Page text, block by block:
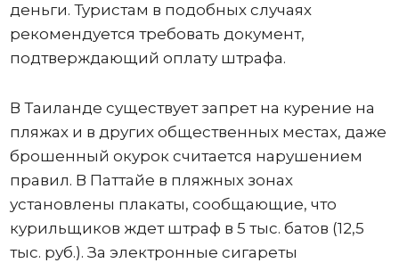
деньги. Туристам в подобных случаях
рекомендуется требовать документ,
подтверждающий оплату штрафа.
В Таиланде существует запрет на курение на
пляжах и в других общественных местах, даже
брошенный окурок считается нарушением
правил. В Паттайе в пляжных зонах
установлены плакаты, сообщающие, что
курильщиков ждет штраф в 5 тыс. батов (12,5
тыс. руб.). За электронные сигареты